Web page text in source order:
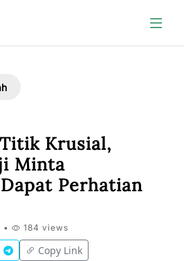
Krusial,
Minta
Perhatian
184 views
Copy Link